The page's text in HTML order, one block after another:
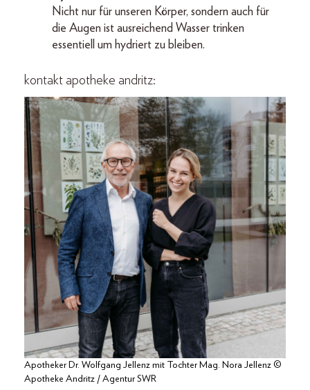
Nicht nur für unseren Körper, sondern auch für
die Augen ist ausreichend Wasser trinken
essentiell um hydriert zu bleiben.
kontakt apotheke andritz:
Apotheker Dr. Wolfgang Jellenz mit Tochter Mag. Nora Jellenz ©
Apotheke Andritz / Agentur SWR